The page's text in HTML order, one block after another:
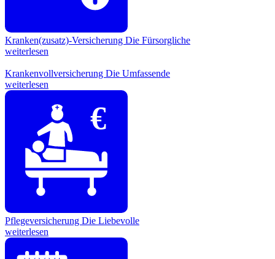
Kranken(zusatz)-Versicherung Die Fürsorgliche
weiterlesen
Krankenvollversicherung Die Umfassende
weiterlesen
€
Pflegeversicherung Die Liebevolle
weiterlesen